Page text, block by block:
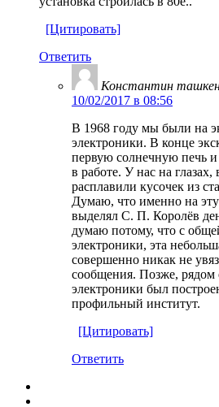
[Цитировать]
Ответить
Константин
10/02/2017 в 08:56
В 1968 году мы были на
электроники. В конце
первую солнечную печь
в работе. У нас на глазах,
расплавили кусочек из
Думаю, что именно на
выделял С. П. Королёв
думаю потому, что с
электроники, эта
совершенно никак не
сообщения. Позже, рядом
электроники был
профильный институт.
[Цитировать]
Ответить